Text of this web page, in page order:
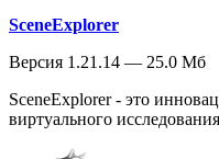
SceneExplorer
Версия 1.21.14 — 25.0 Мб
SceneExplorer - это
виртуального